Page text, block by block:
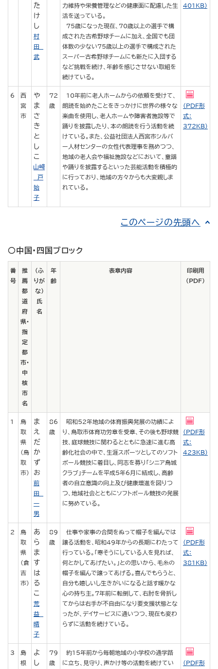
た
け
し
村
田
武
力維持や栄養管理などの健康面に配慮した生
活を送っている。
75歳になった現在、70歳以上の選手で構
成された古希野球チームに加え、全国でも団
体数の少ない75歳以上の選手で構成された
スーパー古希野球チームにも新たに入団する
など挑戦を続け、年齢を感じさせない取組を
続けている。
401KB）
6
西
宮
市
や
ま
さ
き
と
し
こ
戸
始
子
72
歳
10年前に老人ホームからの依頼を受けて、
朗読を始めたことをきっかけに世界の様々な
楽曲を使用し、老人ホームや障害者施設等で
踊りを披露したり、本の朗読を行う活動を続
けている。また、公益社団法人西宮市シルバ
ー人材センターの女性代表理事を務めつつ、
地域の老人会や福祉施設などにおいて、童謡
や踊りを披露するといった芸能活動を積極的
に行っており、地域の方々からも大変親しま
れている。
（PDF形
式：
372KB）
このページの先頭へ
○中国・四国ブロック
番
号
推
薦
都
道
府
県・
指
定
都
市・
中
核
市
名
（ふ
りが
な）
氏
名
年
齢
表章内容
印刷用
（PDF）
1
鳥
取
県
（鳥
取
市）
ま
え
だ
か
ず
お
前
田
一
男
86
歳
昭和52年地域の体育振興発展の功績によ
り、鳥取市体育功労章を受章、その後も野球競
技、庭球競技に関わるとともに急速に進む高
齢化社会の中で、生涯スポーツとしてのソフト
ボール競技に着目し、同志を募り「シニア鳥城
クラブ」チームを平成5年6月に結成し、高齢
者の自立意識の向上及び健康増進を図りつ
つ、地域社会とともにソフトボール競技の発展
に努めている。
（PDF形
式：
423KB）
2
鳥
取
県
（倉
吉
市）
あ
ら
ま
す
は
る
こ
荒
益
晴
子
89
歳
仕事や家事の合間をぬって帽子を編んでは
譲る活動を、昭和49年からの長期にわたって
行っている。「寒そうにしている人を見れば、
何とかしてあげたい。」との思いから、毛糸の
帽子を編んで譲ってあげる。喜んでもらうと、
自分も嬉しいし生きがいになると話す暖かな
心の持ち主。7年前に転倒して、右肘を骨折し
てからは右手が不自由になり要支援状態とな
ったが、デイサービスに通いつつ、現在も変わ
らずに活動を続けている。
（PDF形
式：
381KB）
3
島
根
よ
し
79
歳
約15年前から毎朝地域の小学校の通学路
に立ち、見守り、声かけ等の活動を続けてい
（PDF形